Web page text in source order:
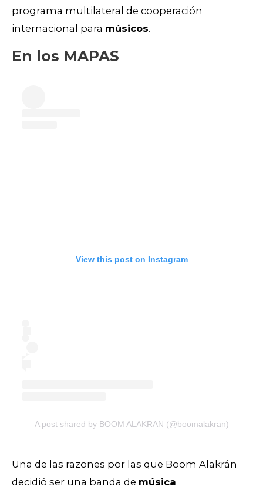
programa multilateral de cooperación
internacional para músicos.
En los MAPAS
View this post on Instagram
A post shared by BOOM ALAKRAN (@boomalakran)
Una de las razones por las que Boom Alakrán
decidió ser una banda de música